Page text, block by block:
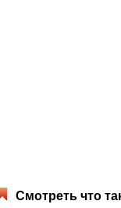
Смотреть что